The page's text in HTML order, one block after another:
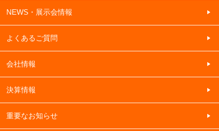
NEWS・展示会情報
よくあるご質問
会社情報
決算情報
重要なお知らせ